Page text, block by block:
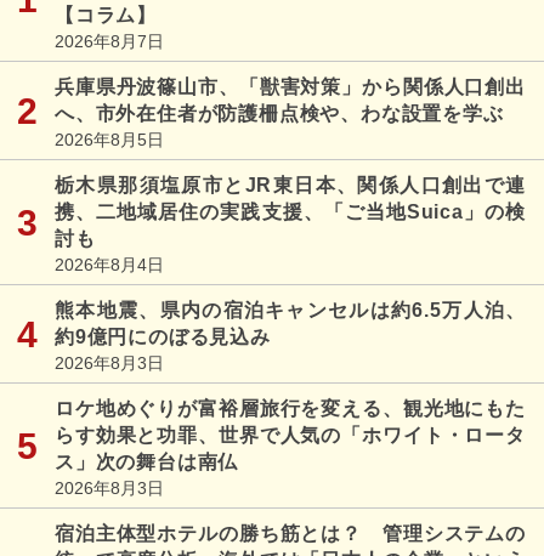
【コラム】
2026年8月7日
兵庫県丹波篠山市、「獣害対策」から関係人口創出
へ、市外在住者が防護柵点検や、わな設置を学ぶ
2026年8月5日
栃木県那須塩原市とJR東日本、関係人口創出で連
携、二地域居住の実践支援、「ご当地Suica」の検
討も
2026年8月4日
熊本地震、県内の宿泊キャンセルは約6.5万人泊、
約9億円にのぼる見込み
2026年8月3日
ロケ地めぐりが富裕層旅行を変える、観光地にもた
らす効果と功罪、世界で人気の「ホワイト・ロータ
ス」次の舞台は南仏
2026年8月3日
宿泊主体型ホテルの勝ち筋とは？ 管理システムの